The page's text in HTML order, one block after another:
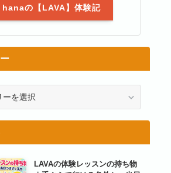
hanaの【LAVA】体験記
LAVAの体験レッスンの持ち物